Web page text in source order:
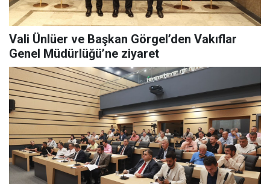
Vali Ünlüer ve Başkan Görgel’den Vakıflar
Genel Müdürlüğü’ne ziyaret